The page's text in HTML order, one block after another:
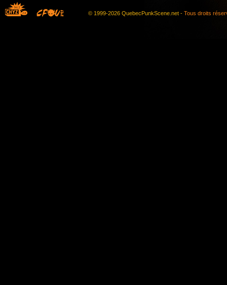
© 1999-2026 QuebecPunkScene.net - Tous droits